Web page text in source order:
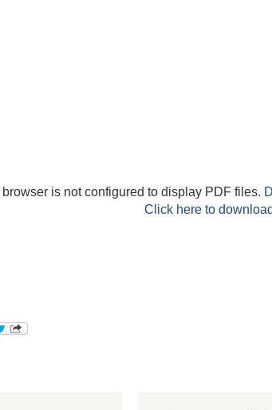
browser is not configured to display PDF files.
Click here to